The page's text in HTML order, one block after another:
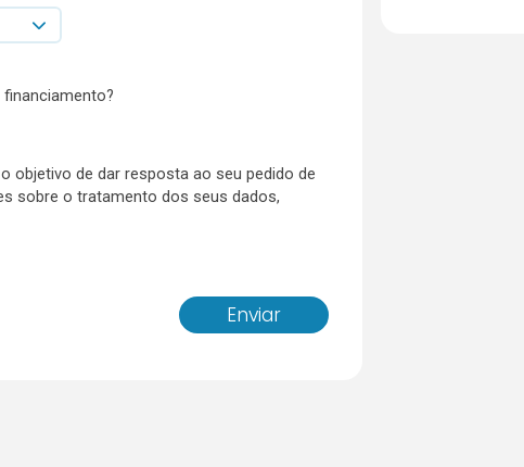
financiamento?
objetivo de dar resposta ao seu pedido de
sobre o tratamento dos seus dados,
Enviar